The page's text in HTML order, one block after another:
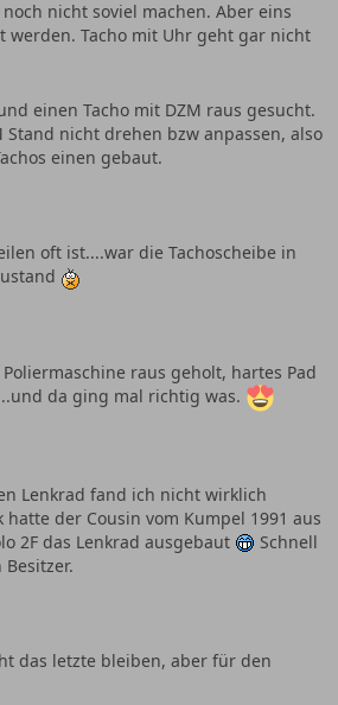
nicht soviel machen. Aber eins
werden. Tacho mit Uhr geht gar nicht
einen Tacho mit DZM raus gesucht.
nicht drehen bzw anpassen, also
einen gebaut.
oft ist....war die Tachoscheibe in
raus geholt, hartes Pad
da ging mal richtig was.
Lenkrad fand ich nicht wirklich
hatte der Cousin vom Kumpel 1991 aus
2F das Lenkrad ausgebaut
Schnell
das letzte bleiben, aber für den